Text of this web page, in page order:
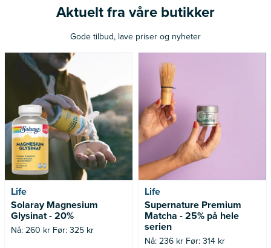
Aktuelt fra våre butikker
Gode tilbud, lave priser og nyheter
Life
Solaray Magnesium
Glysinat - 20%
Nå: 260 kr Før: 325 kr
Nå: 260 kr Før: 325 kr
Life
Supernature Premium
Matcha - 25% på hele
serien
Nå: 236 kr Før: 314 kr